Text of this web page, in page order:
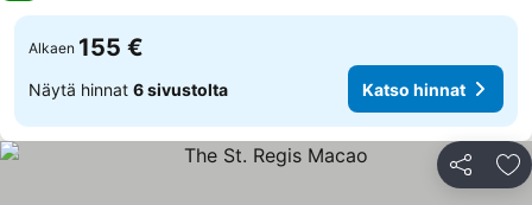
Alkaen 155 €
Näytä hinnat 6 sivustolta Katso hinnat
Jaa